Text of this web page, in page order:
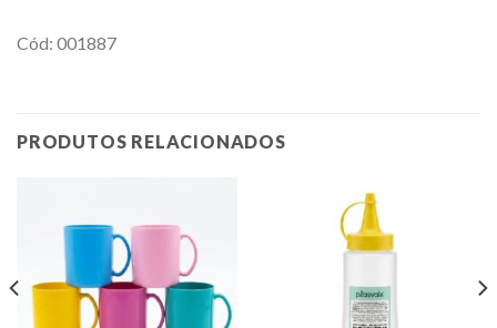
Cód: 001887
PRODUTOS RELACIONADOS